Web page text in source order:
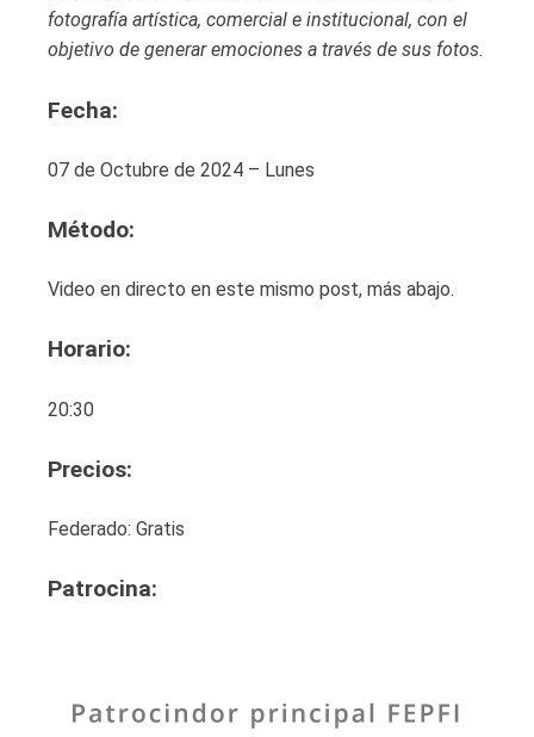
fotografía artística, comercial e institucional, con el
objetivo de generar emociones a través de sus fotos.
Fecha:
07 de Octubre de 2024 – Lunes
Método:
Video en directo en este mismo post, más abajo.
Horario:
20:30
Precios:
Federado: Gratis
Patrocina: